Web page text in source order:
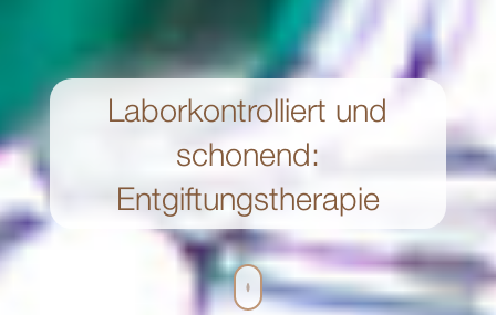
Laborkontrolliert und
schonend:
Entgiftungstherapie